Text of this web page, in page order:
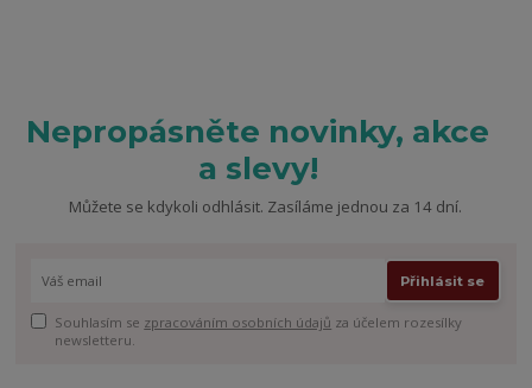
Nepropásněte novinky, akce
a slevy!
Můžete se kdykoli odhlásit. Zasíláme jednou za 14 dní.
Přihlásit se
Souhlasím se zpracováním osobních údajů za účelem rozesílky
newsletteru.